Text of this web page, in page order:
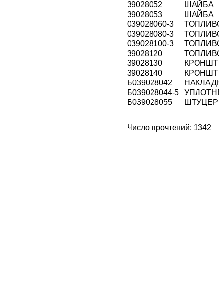
39028052
ШАЙБА
39028053
ШАЙБА
039028060-3
039028080-3
039028100-3
39028120
39028130
39028140
Б039028042
Б039028044-5
Б039028055
Число прочтений: 1342